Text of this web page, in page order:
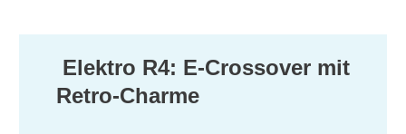
Elektro R4: E-Crossover mit
Retro-Charme